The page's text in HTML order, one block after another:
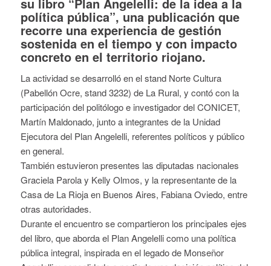
política pública”, una publicación que
recorre una experiencia de gestión
sostenida en el tiempo y con impacto
concreto en el territorio riojano.
La actividad se desarrolló en el stand Norte Cultura
(Pabellón Ocre, stand 3232) de La Rural, y contó con la
participación del politólogo e investigador del CONICET,
Martín Maldonado, junto a integrantes de la Unidad
Ejecutora del Plan Angelelli, referentes políticos y público
en general.
También estuvieron presentes las diputadas nacionales
Graciela Parola y Kelly Olmos, y la representante de la
Casa de La Rioja en Buenos Aires, Fabiana Oviedo, entre
otras autoridades.
Durante el encuentro se compartieron los principales ejes
del libro, que aborda el Plan Angelelli como una política
pública integral, inspirada en el legado de Monseñor